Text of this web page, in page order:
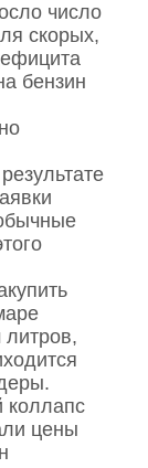
число
скорых,
бензин
литров,
коллапс
цены